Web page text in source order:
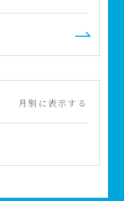
月別に表示する